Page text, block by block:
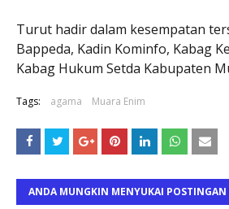
Turut hadir dalam kesempatan
Bappeda, Kadin Kominfo, Kabag
Kabag Hukum Setda Kabupaten
Tags: agama Muara Enim
ANDA MUNGKIN MENYUKAI